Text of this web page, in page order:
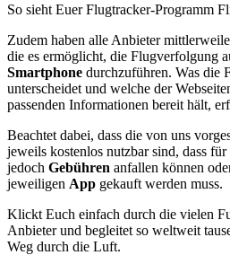
So sieht Euer Flugtracker-Programm
Zudem haben alle Anbieter
die es ermöglicht, die Flugverfolgung
Smartphone durchzuführen. Was die
unterscheidet und welche der
passenden Informationen bereit hält,
Beachtet dabei, dass die von uns
jeweils kostenlos nutzbar sind, dass für
jedoch Gebühren anfallen können
jeweiligen App gekauft werden muss.
Klickt Euch einfach durch die vielen
Anbieter und begleitet so weltweit
Weg durch die Luft.